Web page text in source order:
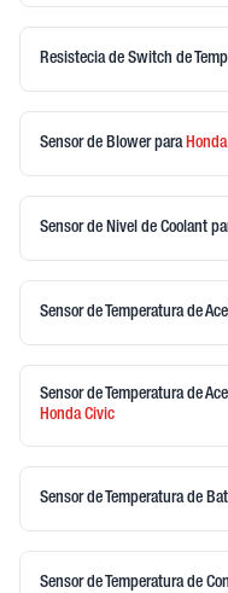
Resistecia de Switch de
Sensor de Blowerpara Honda
Sensor de Nivel de Coolant
Sensor de Temperatura de
Sensor de Temperatura de
HondaCivic
Sensor de Temperatura de
Sensor de Temperatura de